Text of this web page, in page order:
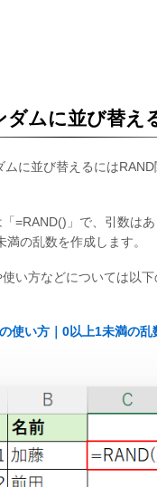
ダムに並び替え
に並び替えるにはRAND
=RAND()」で、引数は
の乱数を作成します。
い方などについては以
使い方｜0以上1未満の乱